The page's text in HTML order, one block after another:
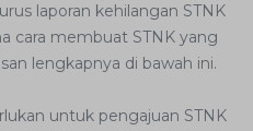
laporan kehilangan STNK
cara membuat STNK yang
lengkapnya di bawah ini.
untuk pengajuan STNK